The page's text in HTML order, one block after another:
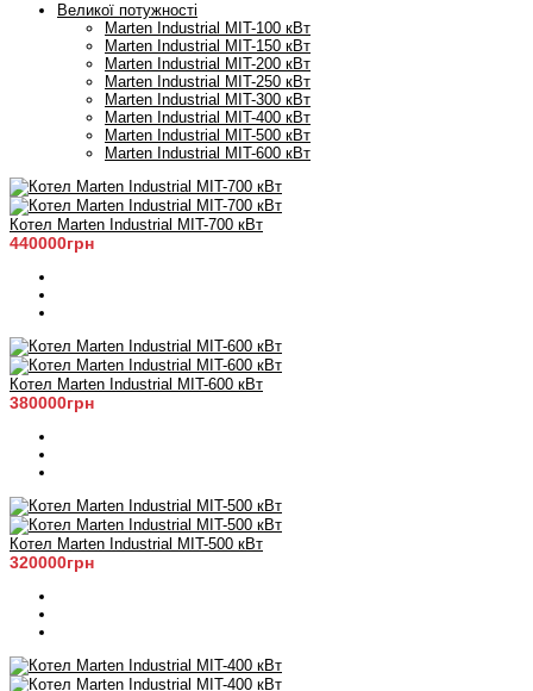
Великої потужності
Marten Industrial МIT-100 кВт
Marten Industrial МIT-150 кВт
Marten Industrial МIT-200 кВт
Marten Industrial МIT-250 кВт
Marten Industrial МIT-300 кВт
Marten Industrial МIT-400 кВт
Marten Industrial МIT-500 кВт
Marten Industrial МIT-600 кВт
Котел Marten Industrial МIT-700 кВт
440000грн
Котел Marten Industrial МIT-600 кВт
380000грн
Котел Marten Industrial МIT-500 кВт
320000грн